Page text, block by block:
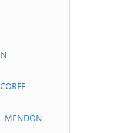
MENDON